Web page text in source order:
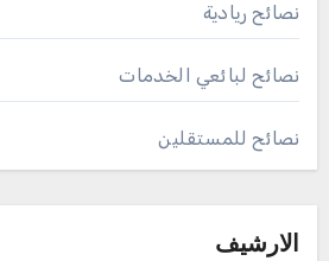
نصائح ريادية
نصائح لبائعي الخدمات
نصائح للمستقلين
الارشيف